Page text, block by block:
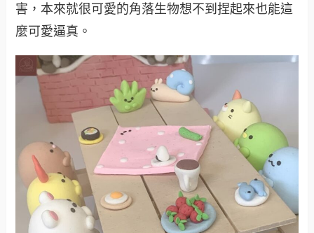
害，本來就很可愛的角落生物想不到捏起來也能這
麼可愛逼真。